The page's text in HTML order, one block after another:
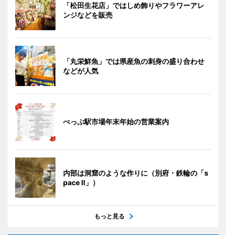
「松田生花店」ではしめ飾りやフラワーアレ
ンジなどを販売
「丸栄鮮魚」では県産魚の刺身の盛り合わせ
などが人気
べっぷ駅市場年末年始の営業案内
内部は洞窟のような作りに（別府・鉄輪の「s
pace II」）
もっと見る